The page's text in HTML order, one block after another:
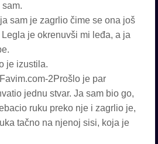
sam je zagrlio čime se ona još
je okrenuvši mi leđa, a ja
je izustila.
2Prošlo je par
jednu stvar. Ja sam bio go,
ruku preko nje i zagrlio je,
tačno na njenoj sisi, koja je